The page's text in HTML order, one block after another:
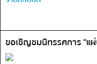
ขอเชิญชมนิทรรศการ "แ